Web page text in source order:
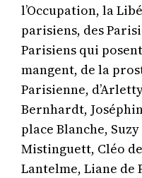
l’Occupation, la
parisiens, des
Parisiens qui
mangent, de la
Parisienne,
Bernhardt,
place Blanche,
Mistinguett, Cléo
Lantelme, Liane de